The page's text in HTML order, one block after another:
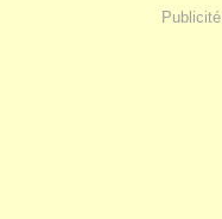
Publicité